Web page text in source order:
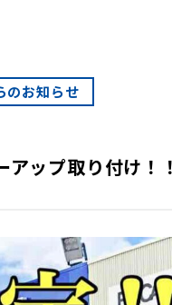
のお知らせ
ップ取り付け！！